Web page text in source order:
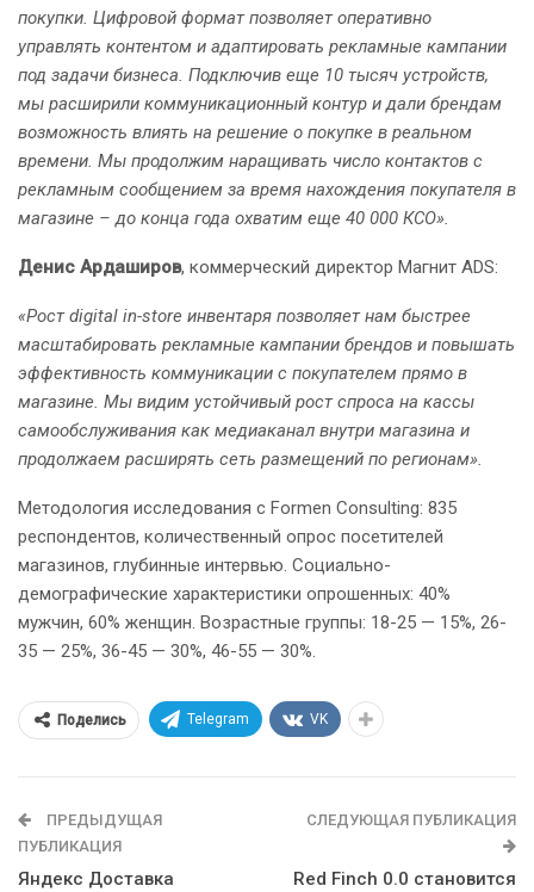
покупки. Цифровой формат позволяет оперативно
управлять контентом и адаптировать рекламные кампании
под задачи бизнеса. Подключив еще 10 тысяч устройств,
мы расширили коммуникационный контур и дали брендам
возможность влиять на решение о покупке в реальном
времени. Мы продолжим наращивать число контактов с
рекламным сообщением за время нахождения покупателя в
магазине – до конца года охватим еще 40 000 КСО».
Денис Ардаширов, коммерческий директор Магнит ADS:
«Рост digital in-store инвентаря позволяет нам быстрее
масштабировать рекламные кампании брендов и повышать
эффективность коммуникации с покупателем прямо в
магазине. Мы видим устойчивый рост спроса на кассы
самообслуживания как медиаканал внутри магазина и
продолжаем расширять сеть размещений по регионам».
Методология исследования с Formen Consulting: 835
респондентов, количественный опрос посетителей
магазинов, глубинные интервью. Социально-
демографические характеристики опрошенных: 40%
мужчин, 60% женщин. Возрастные группы: 18-25 — 15%, 26-
35 — 25%, 36-45 — 30%, 46-55 — 30%.
Поделись Telegram VK
ПРЕДЫДУЩАЯ
ПУБЛИКАЦИЯ
Яндекс Доставка
СЛЕДУЮЩАЯ ПУБЛИКАЦИЯ
Red Finch 0.0 становится